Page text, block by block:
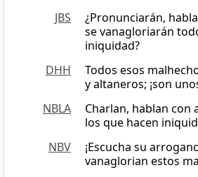
JBS
¿Pronunciarán,
se vanagloriarán
iniquidad?
DHH
Todos esos
y altaneros; ¡son
NBLA
Charlan, hablan con
los que hacen
NBV
¡Escucha su
vanaglorian estos